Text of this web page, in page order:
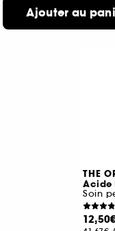
Ajouter au
THE
Acide
Soin